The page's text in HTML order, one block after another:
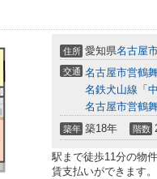
住所 愛知県名古屋
交通 名古屋市営鶴
名鉄犬山線 「
名古屋市営鶴
築年 築18年 階数
駅まで徒歩11分の物
賃支払いができます